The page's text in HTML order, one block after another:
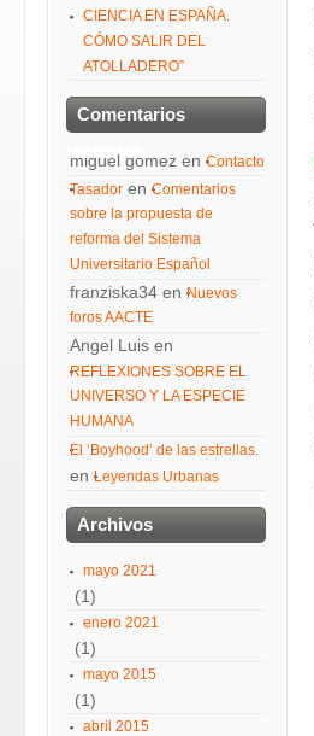
CIENCIA EN ESPAÑA.
CÓMO SALIR DEL
ATOLLADERO”
Comentarios
recientes
miguel gomez en Contacto
Tasador en Comentarios
sobre la propuesta de
reforma del Sistema
Universitario Español
franziska34 en Nuevos
foros AACTE
Angel Luis en
REFLEXIONES SOBRE EL
UNIVERSO Y LA ESPECIE
HUMANA
El ‘Boyhood’ de las estrellas.
en Leyendas Urbanas
Archivos
mayo 2021
(1)
enero 2021
(1)
mayo 2015
(1)
abril 2015